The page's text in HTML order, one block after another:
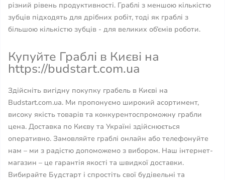
різний рівень продуктивності. Граблі з меншою кількістю
зубців підходять для дрібних робіт, тоді як граблі з
більшою кількістю зубців - для великих об’ємів роботи.
Купуйте Граблі в Києві на
https://budstart.com.ua
Здійсніть вигідну покупку грабель в Києві на
Budstart.com.ua. Ми пропонуємо широкий асортимент,
високу якість товарів та конкурентоспроможну грабли
цена. Доставка по Києву та Україні здійснюється
оперативно. Замовляйте граблі онлайн або телефонуйте
нам – ми з радістю допоможемо з вибором. Наш інтернет-
магазин – це гарантія якості та швидкої доставки.
Вибирайте Будстарт і спростіть свої будівельні та